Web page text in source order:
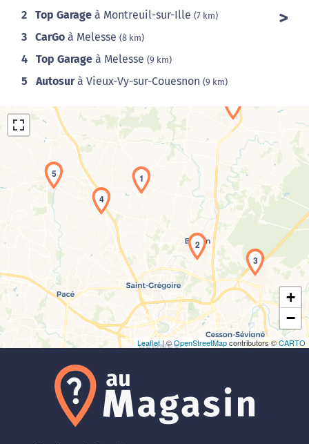
2 Top Garage à Montreuil-sur-Ille (7 km)
3 CarGo à Melesse (8 km)
4 Top Garage à Melesse (9 km)
5 Autosurà Vieux-Vy-sur-Couesnon (9 km)
Chargement de la carte en cours...
1
2
3
4
5
+
−
Leaflet| ©OpenStreetMapcontributors ©CARTO